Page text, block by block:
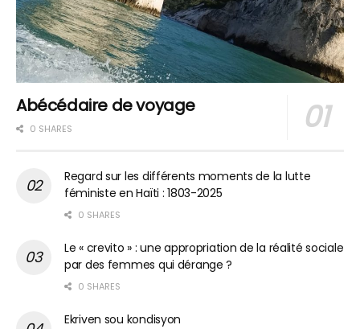
Abécédaire de voyage
0 SHARES
Regard sur les différents moments de la lutte
féministe en Haïti : 1803-2025
0 SHARES
Le « crevito » : une appropriation de la réalité sociale
par des femmes qui dérange ?
0 SHARES
Ekriven sou kondisyon